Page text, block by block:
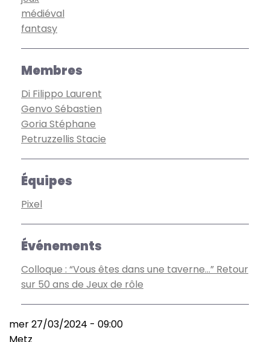
médiéval
fantasy
Membres
Di Filippo Laurent
Genvo Sébastien
Goria Stéphane
Petruzzellis Stacie
Équipes
Pixel
Événements
Colloque : “Vous êtes dans une taverne…” Retour
sur 50 ans de Jeux de rôle
mer 27/03/2024 - 09:00